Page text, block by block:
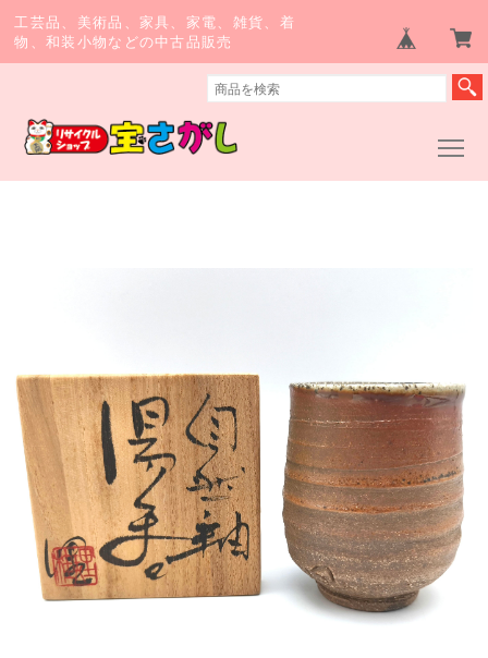
工芸品、美術品、家具、家電、雑貨、着
物、和装小物などの中古品販売